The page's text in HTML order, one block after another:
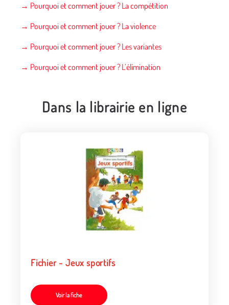
→ Pourquoi et comment jouer ? La compétition
→ Pourquoi et comment jouer ? La violence
→ Pourquoi et comment jouer ? Les variantes
→ Pourquoi et comment jouer ? L’élimination
Dans la librairie en ligne
Fichier - Jeux sportifs
Voir la fiche